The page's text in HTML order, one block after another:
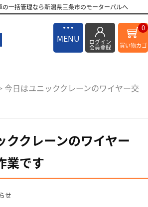
一括管理なら新潟県三条市のモーターパルへ
MENU ログイン
会員登録
0
買い物カゴ
今日はユニッククレーンのワイヤー交
ククレーンのワイヤー
業です
せ